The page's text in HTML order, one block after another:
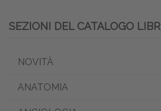
SEZIONI DEL CATALOGO LIBRI
NOVITÀ
ANATOMIA